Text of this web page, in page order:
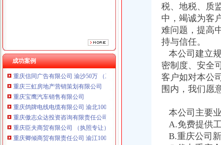
成功案例
重庆海谛升进出口贸易有限公司 渝北100万 （进出口权）
重庆奕欣锦诚商贸有限公司 渝九50万 （工商注册）
重庆信同广告有限公司 渝沙50万 （工商注册）
重庆三虹房地产营销策划有限公司
重庆宝鹰汽车销售有限公司
重庆鸽牌电线电缆有限公司 渝北10010万 (进出口权)
重庆傲志众达投资咨询有限责任公司 渝九1000万 （增资）
重庆臣夫商贸有限公司 （执照专让）
重庆卿倾商贸有限责任公司 渝江100万 （工商注册）
重庆国洪体育设施有限公司
税、地税、质
中，竭诚为客
难问题，提高
持与信任。
本公司建立
密制度、安全
客户如对本公
围内，我们愿
本公司主要
A.免费提供
B.重庆公司